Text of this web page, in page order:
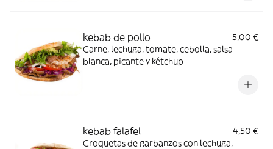
kebab de pollo
5,00 €
Carne, lechuga, tomate, cebolla, salsa
blanca, picante y kétchup
kebab falafel
4,50 €
Croquetas de garbanzos con lechuga,